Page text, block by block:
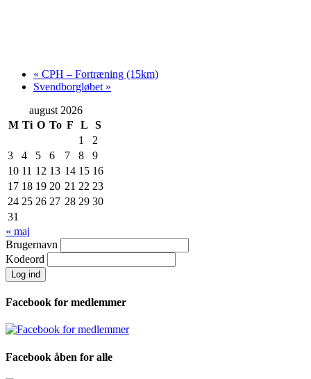
« CPH – Fortræning (15km)
Svendborgløbet »
august 2026
M Ti O To F L
S
1
2
3
4 5 6 7 8
9
10 11 12 13 14 15 16
17 18 19 20 21 22 23
24 25 26 27 28 29 30
31
« maj
Brugernavn
Kodeord
Facebook for medlemmer
Facebook åben for alle